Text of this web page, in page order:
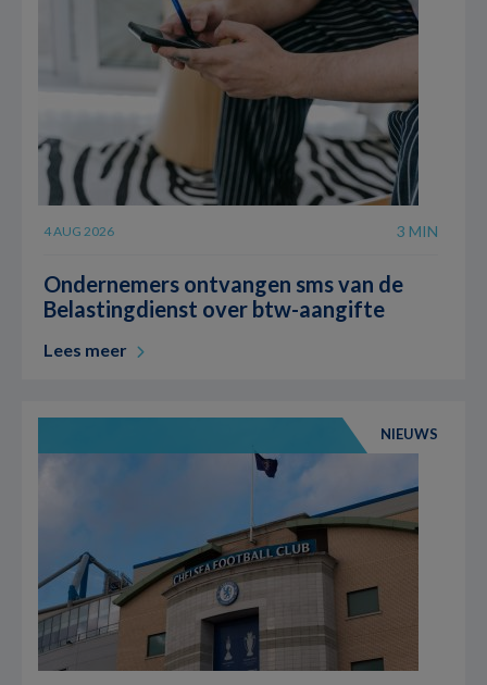
4 AUG 2026 3 MIN
Ondernemers ontvangen sms van de
Belastingdienst over btw-aangifte
Lees meer
NIEUWS